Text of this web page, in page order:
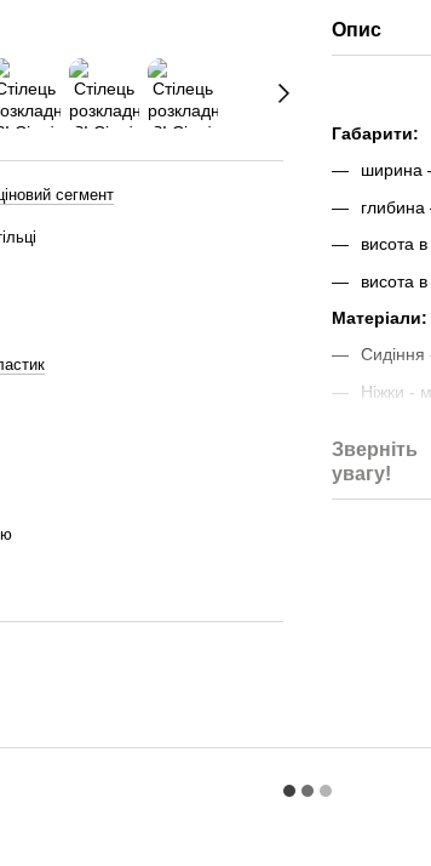
сегмент
Опис
Габарити:
ширина
висота
висота
Матеріали:
Сидіння
Ніжки -
ВАЖЛИВА
каркасом.
Зверніть
увагу!